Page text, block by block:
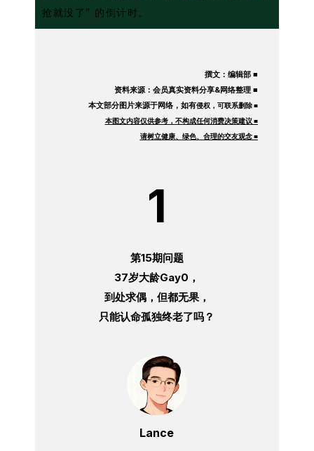
抢就没了” 的倒计时。
撰文：编辑部 ■
资料来源：会员真实资料分享&网络整理 ■
本文部分图片来源于网络，如有侵权，可联系删除 ■
本图文内容仅供参考，不构成任何消费决策建议 ■
请树立健康、绿色、合理的交友观念 ■
1
第15期问题
37岁大龄Gay0，
到处求偶，但都无果，
只能认命孤独终老了吗？
Lance